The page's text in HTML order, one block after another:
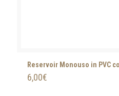
Reservoir Monouso in PVC
6,00€